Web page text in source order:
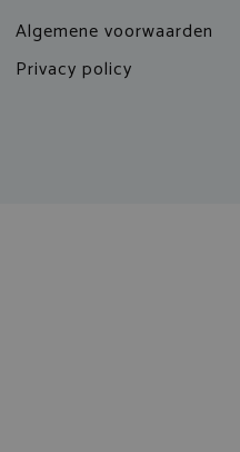
Algemene voorwaarden
Privacy policy